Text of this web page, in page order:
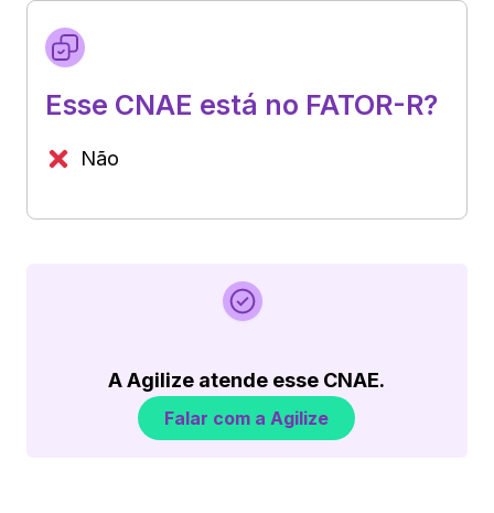
Esse CNAE está no FATOR-R?
Não
A Agilize atende esse CNAE.
Falar com a Agilize